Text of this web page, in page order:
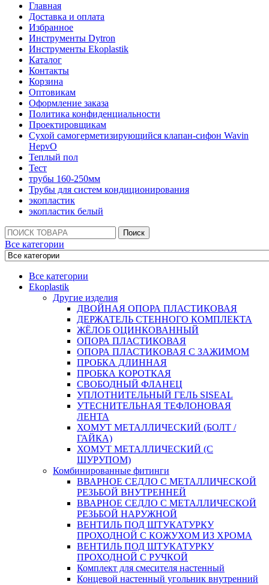
Главная
Доставка и оплата
Избранное
Инструменты Dytron
Инструменты Ekoplastik
Каталог
Контакты
Корзина
Оптовикам
Оформление заказа
Политика конфиденциальности
Проектировщикам
Сухой самогерметизирующийся клапан-сифон Wavin
HepvO
Теплый пол
Тест
трубы 160-250мм
Трубы для систем кондиционирования
экопластик
экопластик белый
Поиск:
Поиск
Все категории
Все категории
Ekoplastik
Другие изделия
ДВОЙНАЯ ОПОРА ПЛАСТИКОВАЯ
ДЕРЖАТЕЛЬ СТЕННОГО КОМПЛЕКТА
ЖЁЛОБ ОЦИНКОВАННЫЙ
ОПОРА ПЛАСТИКОВАЯ
ОПОРА ПЛАСТИКОВАЯ С ЗАЖИМОМ
ПРОБКА ДЛИННАЯ
ПРОБКА КОРОТКАЯ
СВОБОДНЫЙ ФЛАНЕЦ
УПЛОТНИТЕЛЬНЫЙ ГЕЛЬ SISEAL
УТЕСНИТЕЛЬНАЯ ТЕФЛОНОВАЯ
ЛЕНТА
ХОМУТ МЕТАЛЛИЧЕСКИЙ (БОЛТ /
ГАЙКА)
ХОМУТ МЕТАЛЛИЧЕСКИЙ (С
ШУРУПОМ)
Комбинированные фитинги
ВВАРНОЕ СЕДЛО С МЕТАЛЛИЧЕСКОЙ
РЕЗЬБОЙ ВНУТРЕННЕЙ
ВВАРНОЕ СЕДЛО С МЕТАЛЛИЧЕСКОЙ
РЕЗЬБОЙ НАРУЖНОЙ
ВЕНТИЛЬ ПОД ШТУКАТУРКУ
ПРОХОДНОЙ С КОЖУХОМ ИЗ ХРОМА
ВЕНТИЛЬ ПОД ШТУКАТУРКУ
ПРОХОДНОЙ С РУЧКОЙ
Комплект для смесителя настенный
Концевой настенный угольник внутренний